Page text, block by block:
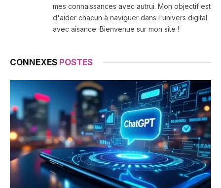
mes connaissances avec autrui. Mon objectif est
d'aider chacun à naviguer dans l'univers digital
avec aisance. Bienvenue sur mon site !
CONNEXES POSTES